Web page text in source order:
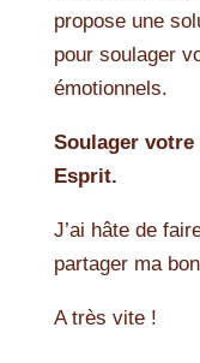
propose une
pour soulager
émotionnels.
Soulager
Esprit.
J’ai hâte de
partager ma
A très vite !